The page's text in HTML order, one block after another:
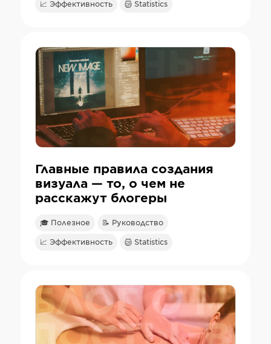
📈 Эффективность Statistics
Главные правила создания
визуала — то, о чем не
расскажут блогеры
🎓 Полезное 📝 Руководство
📈 Эффективность Statistics